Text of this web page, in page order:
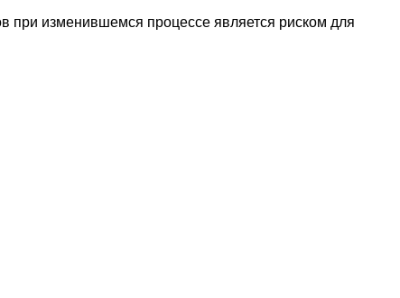
при изменившемся процессе является риском для